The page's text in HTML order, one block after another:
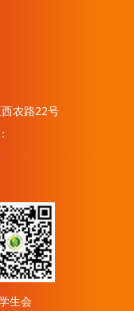
农路22号
生会